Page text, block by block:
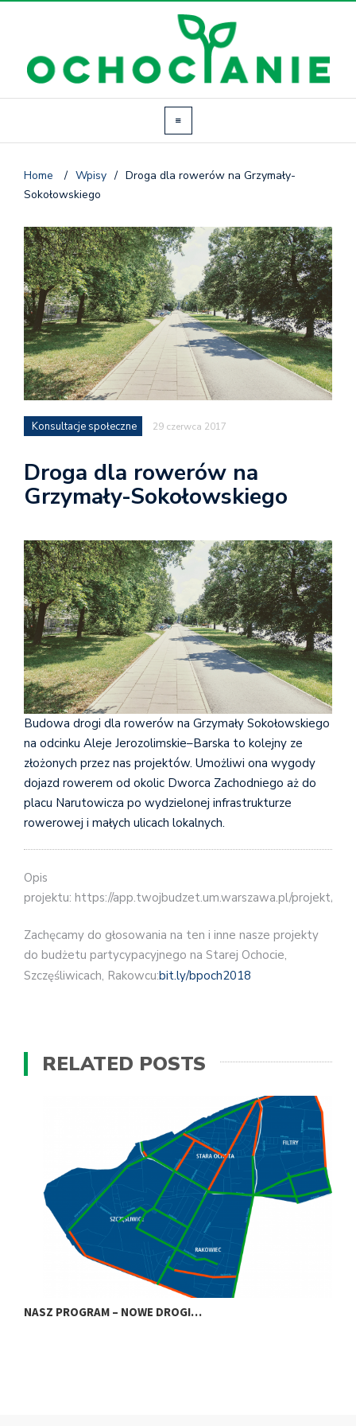
Home / Wpisy / Droga dla rowerów na Grzymały-
Sokołowskiego
Konsultacje społeczne 29 czerwca 2017
Droga dla rowerów na
Grzymały-Sokołowskiego
Budowa drogi dla rowerów na Grzymały Sokołowskiego
na odcinku Aleje Jerozolimskie–Barska to kolejny ze
złożonych przez nas projektów. Umożliwi ona wygody
dojazd rowerem od okolic Dworca Zachodniego aż do
placu Narutowicza po wydzielonej infrastrukturze
rowerowej i małych ulicach lokalnych.
Opis
projektu: https://app.twojbudzet.um.warszawa.pl/projekt/
Zachęcamy do głosowania na ten i inne nasze projekty
do budżetu partycypacyjnego na Starej Ochocie,
Szczęśliwicach, Rakowcu:bit.ly/bpoch2018
RELATED POSTS
NASZ PROGRAM – NOWE DROGI…